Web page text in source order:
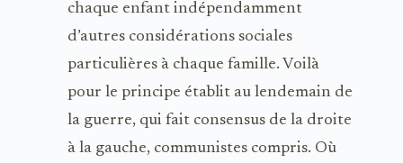
chaque enfant indépendamment
d’autres considérations sociales
particulières à chaque famille. Voilà
pour le principe établit au lendemain de
la guerre, qui fait consensus de la droite
à la gauche, communistes compris. Où